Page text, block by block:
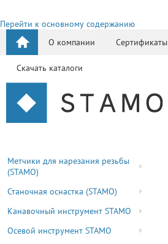
Перейти к основному содержанию
О компании
Сертификаты
Скачать каталоги
Метчики для нарезания резьбы
(STAMO)
Станочная оснастка (STAMO)
Канавочный инструмент STAMO
Осевой инструмент STAMO